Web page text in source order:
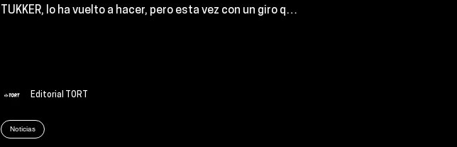
TUKKER, lo ha vuelto a hacer, pero esta vez con un giro que
Noticias
Editorial TORT